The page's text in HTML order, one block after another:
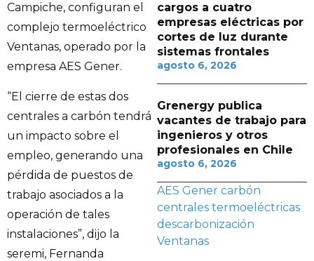
Campiche, configuran el
complejo termoeléctrico
Ventanas, operado por la
empresa AES Gener.
“El cierre de estas dos
centrales a carbón tendrá
un impacto sobre el
empleo, generando una
pérdida de puestos de
trabajo asociados a la
operación de tales
instalaciones”, dijo la
seremi, Fernanda
cargos a cuatro
empresas eléctricas por
cortes de luz durante
sistemas frontales
agosto 6, 2026
Grenergy publica
vacantes de trabajo para
ingenieros y otros
profesionales en Chile
agosto 6, 2026
AES Gener carbón
centrales termoeléctricas
descarbonización
Ventanas